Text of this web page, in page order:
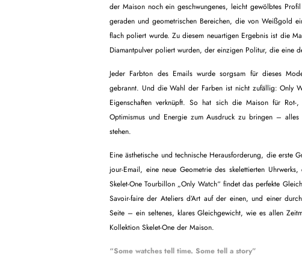
der Maison noch ein geschwungenes, leicht gewölbtes
geraden und geometrischen Bereichen, die von Weißgold
flach poliert wurde. Zu diesem neuartigen Ergebnis ist die
Diamantpulver poliert wurden, der einzigen Politur, die eine
Jeder Farbton des Emails wurde sorgsam für dieses
gebrannt. Und die Wahl der Farben ist nicht zufällig: Only
Eigenschaften verknüpft. So hat sich die Maison für Rot-
Optimismus und Energie zum Ausdruck zu bringen –
stehen.
Eine ästhetische und technische Herausforderung, die erste
jour-Email, eine neue Geometrie des skelettierten
Skelet-One Tourbillon „Only Watch“ findet das perfekte
Savoir-faire der Ateliers d’Art auf der einen, und einer
Seite – ein seltenes, klares Gleichgewicht, wie es allen
Kollektion Skelet-One der Maison.
“Some watches tell time. Some tell a story”